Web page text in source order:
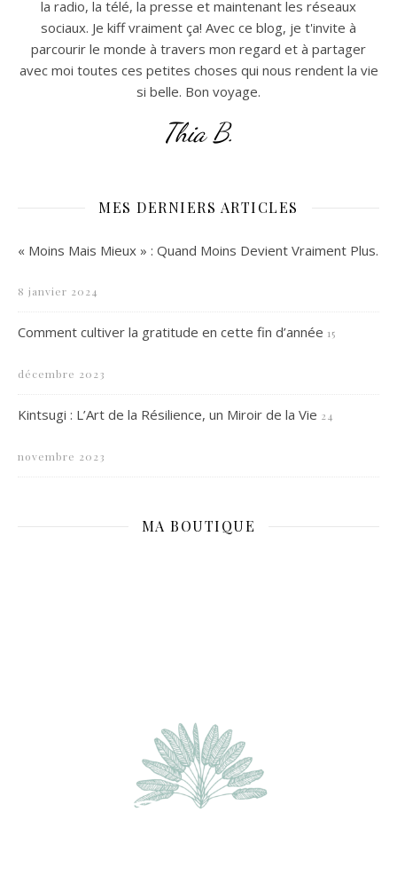
la radio, la télé, la presse et maintenant les réseaux
sociaux. Je kiff vraiment ça! Avec ce blog, je t'invite à
parcourir le monde à travers mon regard et à partager
avec moi toutes ces petites choses qui nous rendent la vie
si belle. Bon voyage.
Thia B.
MES DERNIERS ARTICLES
« Moins Mais Mieux » : Quand Moins Devient Vraiment Plus.
8 janvier 2024
Comment cultiver la gratitude en cette fin d’année 15
décembre 2023
Kintsugi : L’Art de la Résilience, un Miroir de la Vie 24
novembre 2023
MA BOUTIQUE